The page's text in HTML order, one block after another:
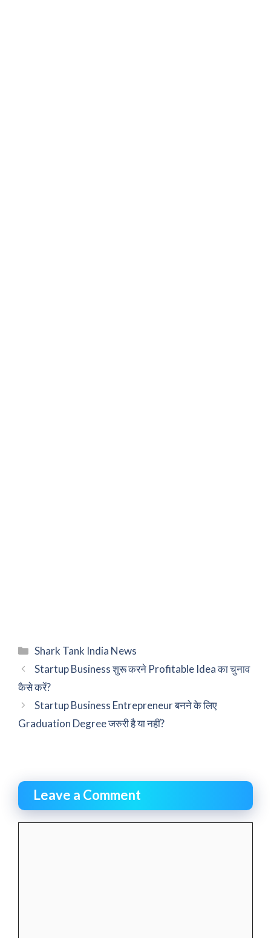
Categories
Shark Tank India News
Startup Business शुरू करने Profitable Idea का चुनाव
कैसे करें?
Startup Business Entrepreneur बनने के लिए
Graduation Degree जरुरी है या नहीं?
Leave a Comment